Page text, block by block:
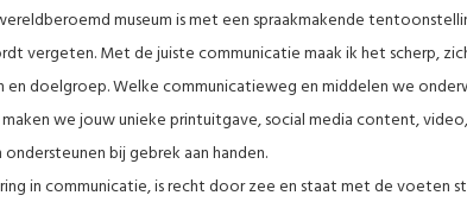
museum is met een spraakmakende
Met de juiste communicatie maak ik het scherp,
doelgroep. Welke communicatieweg en middelen we
we jouw unieke printuitgave, social media content,
bij gebrek aan handen.
in communicatie, is recht door zee en staat met de voeten